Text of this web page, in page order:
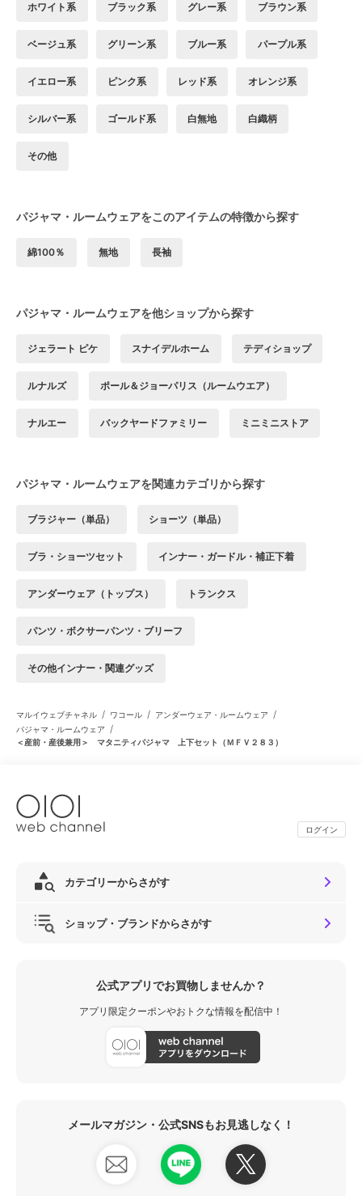
ホワイト系 ブラック系 グレー系 ブラウン系
ベージュ系 グリーン系 ブルー系 パープル系
イエロー系 ピンク系 レッド系 オレンジ系
シルバー系 ゴールド系 白無地 白織柄
その他
パジャマ・ルームウェアをこのアイテムの特徴から探す
綿100％ 無地 長袖
パジャマ・ルームウェアを他ショップから探す
ジェラート ピケ スナイデルホーム テディショップ
ルナルズ ポール＆ジョーパリス（ルームウエア）
ナルエー バックヤードファミリー ミニミニストア
パジャマ・ルームウェアを関連カテゴリから探す
ブラジャー（単品） ショーツ（単品）
ブラ・ショーツセット インナー・ガードル・補正下着
アンダーウェア（トップス） トランクス
パンツ・ボクサーパンツ・ブリーフ
その他インナー・関連グッズ
マルイウェブチャネル / ワコール / アンダーウェア・ルームウェア /
パジャマ・ルームウェア /
＜産前・産後兼用＞ マタニティパジャマ 上下セット（ＭＦＶ２８３）
ログイン
カテゴリーからさがす
ショップ・ブランドからさがす
公式アプリでお買物しませんか？
アプリ限定クーポンやおトクな情報を配信中！
メールマガジン・公式SNSもお見逃しなく！